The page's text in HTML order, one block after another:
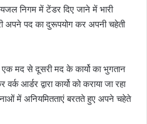
निगम में टेंडर दिए जाने में भारी
अपने पद का दुरूपयोग कर अपनी चहेती
मद से दूसरी मद के कार्यो का भुगतान
आर्डर द्वारा कार्यो को कराया जा रहा
में अनियमितताएं बरतते हुए अपने चहेते